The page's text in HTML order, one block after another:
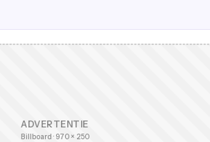
ADVERTENTIE
Billboard · 970 × 250